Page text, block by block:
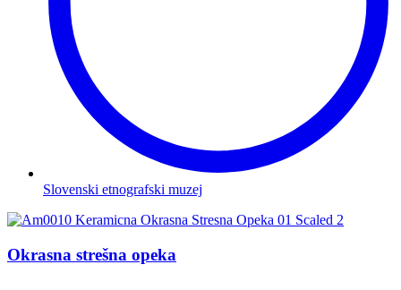
Slovenski etnografski muzej
Okrasna strešna opeka